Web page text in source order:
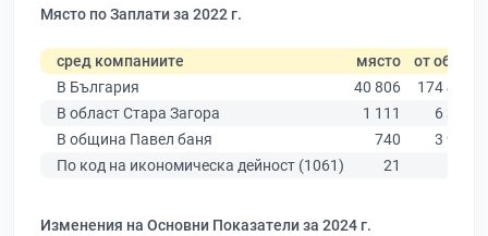
Място по Заплати за 2022 г.
сред компаниите място от общо
В България
40 806
174 403
В област Стара Загора
1 111
6 394
В община Павел баня
740
3 960
По код на икономическа дейност (1061)
21
Изменения на Основни Показатели за 2024 г.